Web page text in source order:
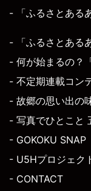
- 「ふるさとある
- 「ふるさとある
- 何が始まるの？
- 不定期連載コン
- 故郷の思い出の
- 写真でひとこと
- GOKOKU SNAP
- U5Hプロジェク
- CONTACT